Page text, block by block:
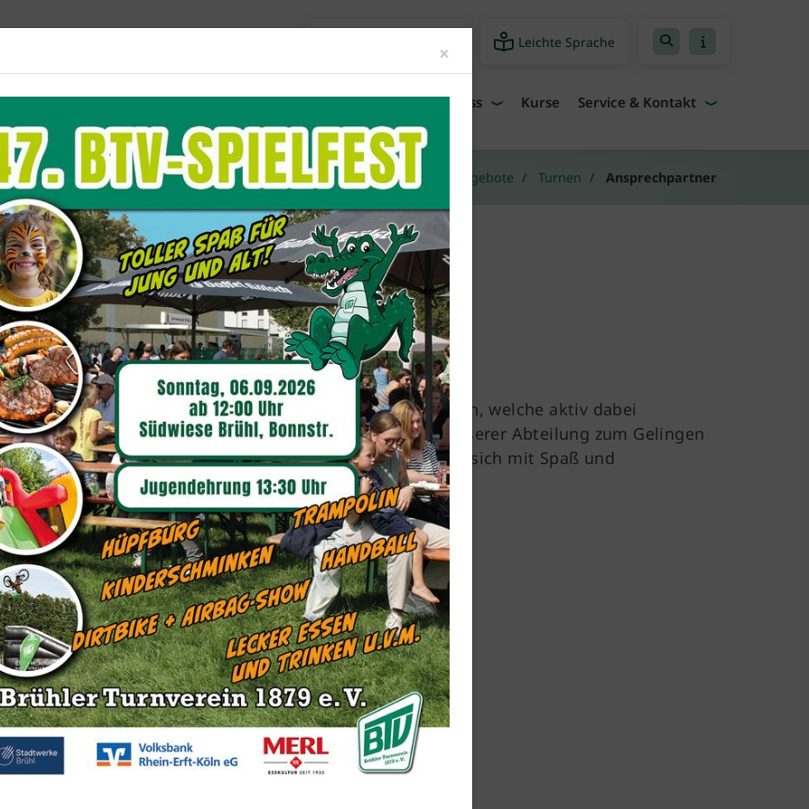
Leichte Sprache
Unser Verein Aktuelles Sportangebote Fitness Kurse Service & Kontakt
Du befindest dich hier: Sportangebote Turnen Ansprechpartner
Turnen
eine Abteilung wird nur lebendig, durch die Menschen, welche aktiv dabei
auf seine Weise, tragen viele Menschen innerhalb unserer Abteilung zum Gelingen
dennoch brauchen wir noch viel mehr Unterstützer, die sich mit Spaß und
einem Aufgabenbereich widmen.
Turnen
Sandra Valder
Abteilungsleiterin
✉
turnen@btvonline.de
Sportangebot
Unser Sportangebot
Sportsuche
Mitglieder-Service
Für Mitglieder und Interessierte
Downloads
Mitgliedschaft
× Close